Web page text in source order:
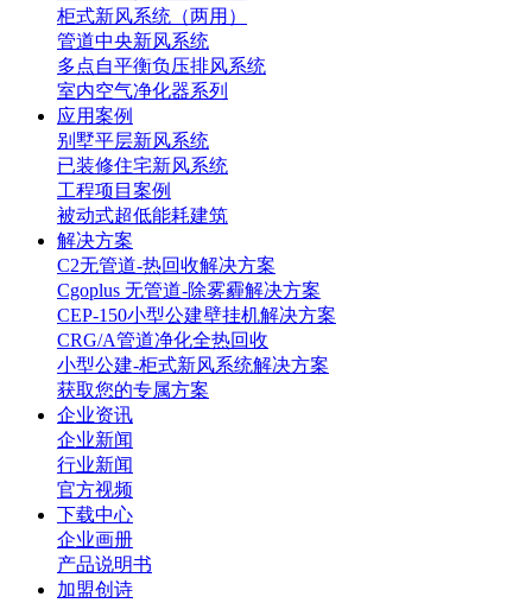
柜式新风系统（两用）
管道中央新风系统
多点自平衡负压排风系统
室内空气净化器系列
应用案例
别墅平层新风系统
已装修住宅新风系统
工程项目案例
被动式超低能耗建筑
解决方案
C2无管道-热回收解决方案
Cgoplus 无管道-除雾霾解决方案
CEP-150小型公建壁挂机解决方案
CRG/A管道净化全热回收
小型公建-柜式新风系统解决方案
获取您的专属方案
企业资讯
企业新闻
行业新闻
官方视频
下载中心
企业画册
产品说明书
加盟创诗